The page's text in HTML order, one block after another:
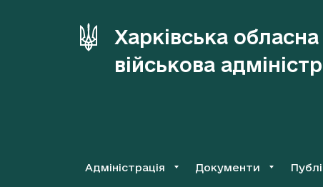
Харківська обласна
військова
Адміністрація Документи